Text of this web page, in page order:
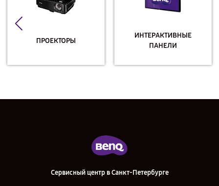
ПРОЕКТОРЫ
ИНТЕРАКТИВНЫЕ
ПАНЕЛИ
Сервисный центр в Санкт-Петербурге